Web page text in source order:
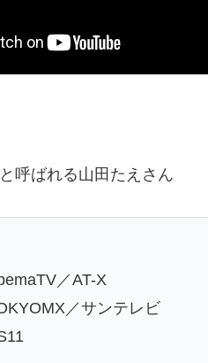
呼ばれる山田たえさん
／AT-X
／サンテレビ